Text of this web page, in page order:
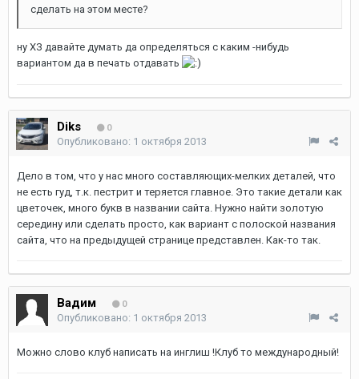
сделать на этом месте?
ну ХЗ давайте думать да определяться с каким -нибудь
вариантом да в печать отдавать
Diks 0
Опубликовано: 1 октября 2013
Дело в том, что у нас много составляющих-мелких деталей, что
не есть гуд, т.к. пестрит и теряется главное. Это такие детали как
цветочек, много букв в названии сайта. Нужно найти золотую
середину или сделать просто, как вариант с полоской названия
сайта, что на предыдущей странице представлен. Как-то так.
Вадим 0
Опубликовано: 1 октября 2013
Можно слово клуб написать на инглиш !Клуб то международный!